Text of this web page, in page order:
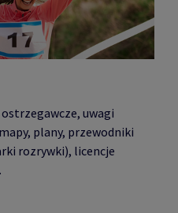
uwagi
plany, przewodniki
rozrywki), licencje